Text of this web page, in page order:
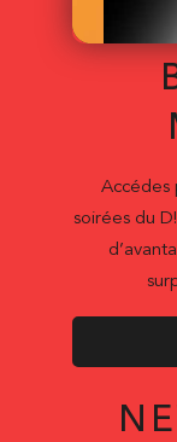
Accédes
soirées du